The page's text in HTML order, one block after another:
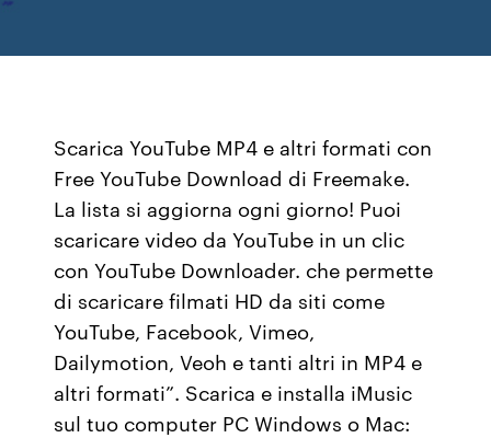
Scarica YouTube MP4 e altri formati con
Free YouTube Download di Freemake.
La lista si aggiorna ogni giorno! Puoi
scaricare video da YouTube in un clic
con YouTube Downloader. che permette
di scaricare filmati HD da siti come
YouTube, Facebook, Vimeo,
Dailymotion, Veoh e tanti altri in MP4 e
altri formati”. Scarica e installa iMusic
sul tuo computer PC Windows o Mac: